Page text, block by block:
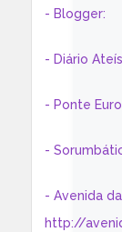
- Blogger:
- Diário
- Ponte
-
- Avenida
http://